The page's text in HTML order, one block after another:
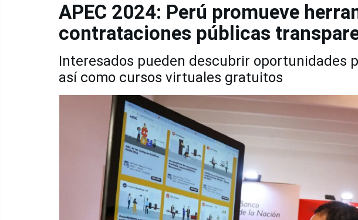
APEC 2024: Perú promueve
contrataciones públicas
Interesados pueden descubrir oportunidades
así como cursos virtuales gratuitos